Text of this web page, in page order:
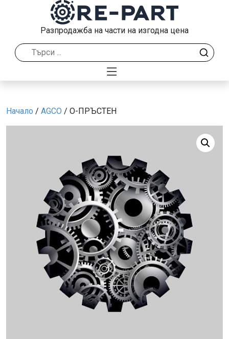
Разпродажба на части на изгодна цена
Начало / AGCO / О-ПРЪСТЕН